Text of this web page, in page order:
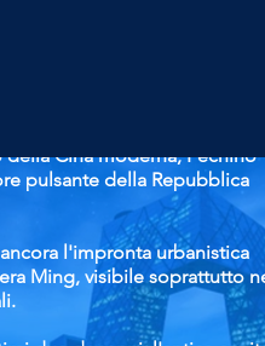
Cina moderna, Pechino
pulsante della Repubblica
l'impronta urbanistica
Ming, visibile soprattutto